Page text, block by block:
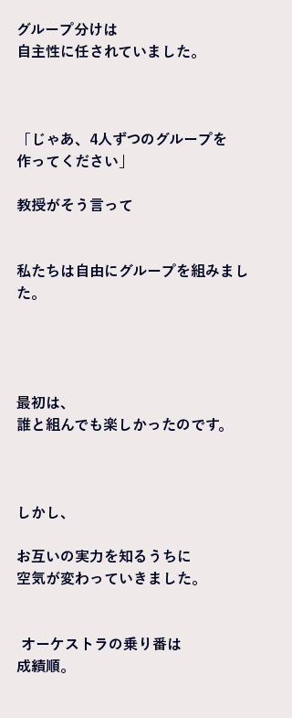
グループ分けは
自主性に任されていました。
「じゃあ、4人ずつのグループを
作ってください」
教授がそう言って
私たちは自由にグループを組みまし
た。
最初は、
誰と組んでも楽しかったのです。
しかし、
お互いの実力を知るうちに
空気が変わっていきました。
オーケストラの乗り番は
成績順。